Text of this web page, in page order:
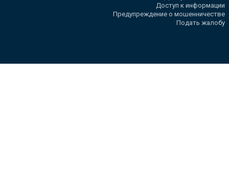
Доступ к информации
Предупреждение о мошенничестве
Подать жалобу